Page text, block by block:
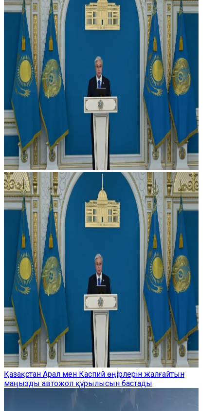
Қазақстан Арал мен Каспий өңірлерін жалғайтын
маңызды автожол құрылысын бастады